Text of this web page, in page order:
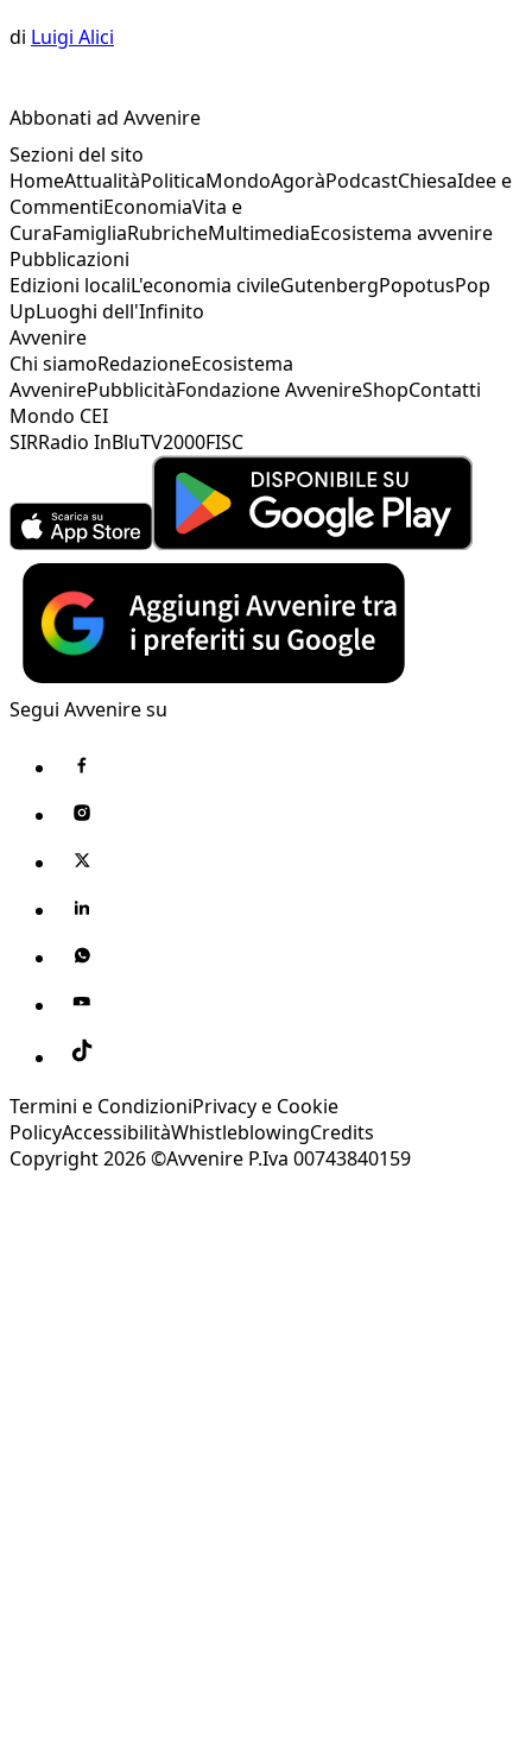
di Luigi Alici
Abbonati ad Avvenire
Sezioni del sito
HomeAttualitàPoliticaMondoAgoràPodcastChiesaIdee e
CommentiEconomiaVita e
CuraFamigliaRubricheMultimediaEcosistema avvenire
Pubblicazioni
Edizioni localiL'economia civileGutenbergPopotusPop
UpLuoghi dell'Infinito
Avvenire
Chi siamoRedazioneEcosistema
AvvenirePubblicitàFondazione AvvenireShopContatti
Mondo CEI
SIRRadio InBluTV2000FISC
Segui Avvenire su
Termini e CondizioniPrivacy e Cookie
PolicyAccessibilitàWhistleblowingCredits
Copyright 2026 ©Avvenire P.Iva 00743840159